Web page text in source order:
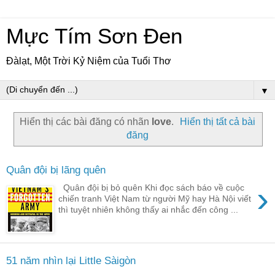
Mực Tím Sơn Đen
Đàlạt, Một Trời Kỷ Niệm của Tuổi Thơ
▼
Hiển thị các bài đăng có nhãn love.
Hiển thị tất cả bài
đăng
Quân đội bị lãng quên
›
Quân đội bị bỏ quên Khi đọc sách báo về cuộc
chiến tranh Việt Nam từ người Mỹ hay Hà Nội viết
thì tuyệt nhiên không thấy ai nhắc đến công ...
51 năm nhìn lại Little Sàigòn